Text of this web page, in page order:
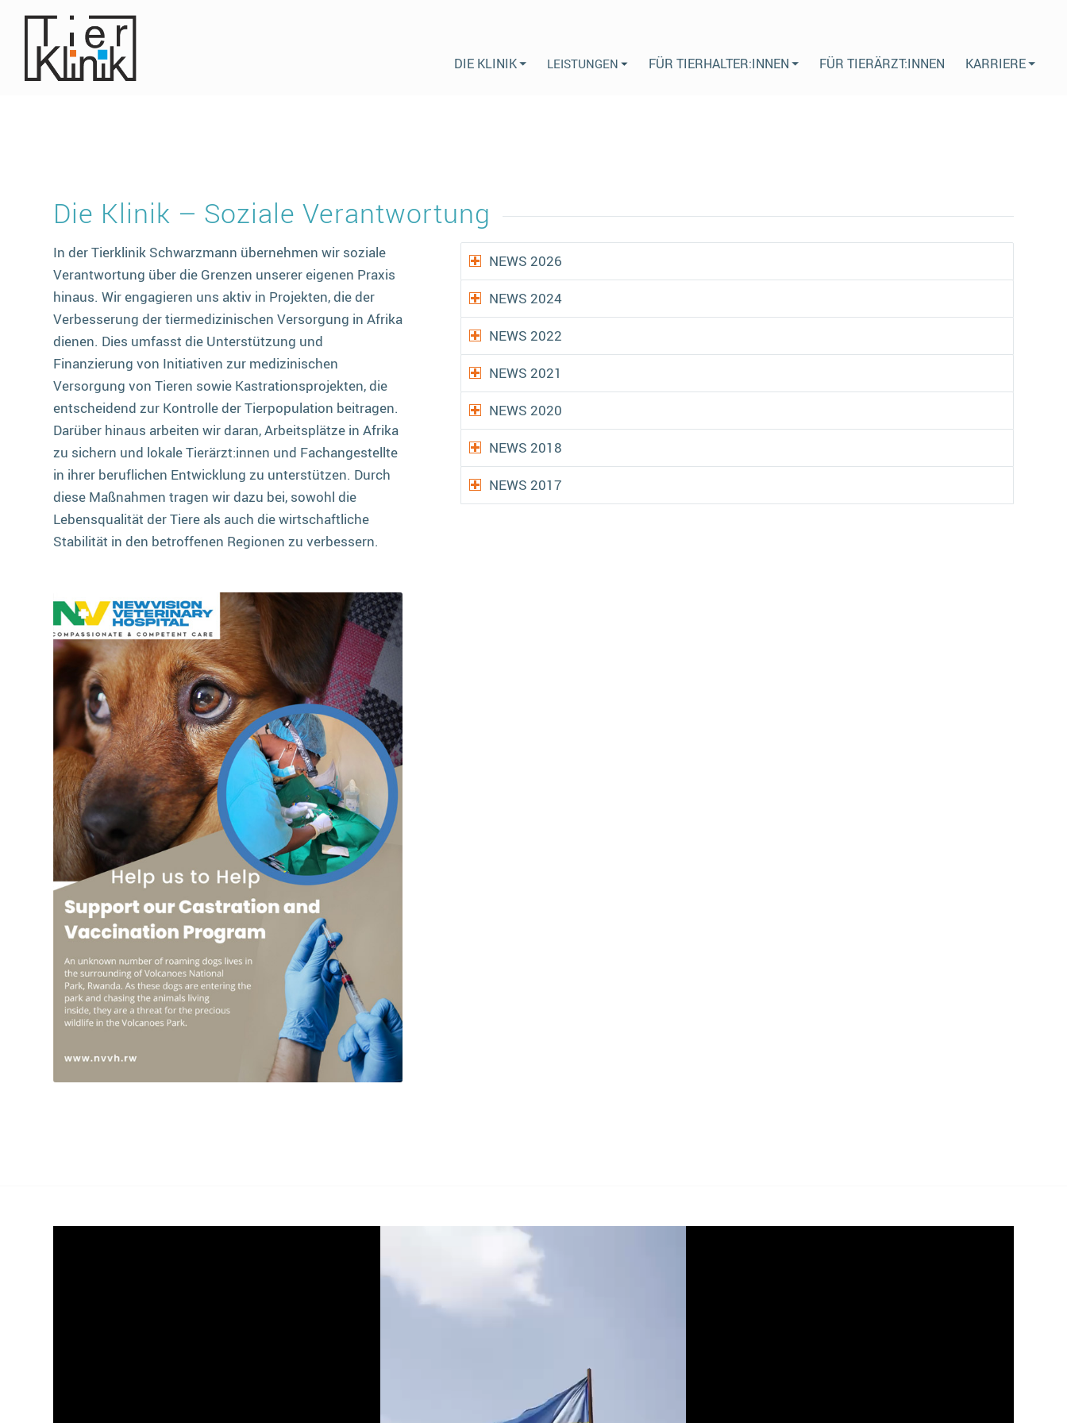
DIE KLINIK LEISTUNGEN FÜR TIERHALTER:INNEN FÜR TIERÄRZT:INNEN KARRIERE
Die Klinik – Soziale Verantwortung
In der Tierklinik Schwarzmann übernehmen wir soziale
Verantwortung über die Grenzen unserer eigenen Praxis
hinaus. Wir engagieren uns aktiv in Projekten, die der
Verbesserung der tiermedizinischen Versorgung in Afrika
dienen. Dies umfasst die Unterstützung und
Finanzierung von Initiativen zur medizinischen
Versorgung von Tieren sowie Kastrationsprojekten, die
entscheidend zur Kontrolle der Tierpopulation beitragen.
Darüber hinaus arbeiten wir daran, Arbeitsplätze in Afrika
zu sichern und lokale Tierärzt:innen und Fachangestellte
in ihrer beruflichen Entwicklung zu unterstützen. Durch
diese Maßnahmen tragen wir dazu bei, sowohl die
Lebensqualität der Tiere als auch die wirtschaftliche
Stabilität in den betroffenen Regionen zu verbessern.
NEWS 2026
NEWS 2024
NEWS 2022
NEWS 2021
NEWS 2020
NEWS 2018
NEWS 2017